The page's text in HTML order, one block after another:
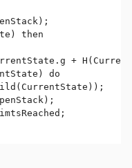
then
+
do